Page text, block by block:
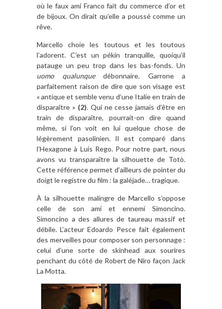
où le faux ami Franco fait du commerce d’or et
de bijoux. On dirait qu’elle a poussé comme un
rêve.
Marcello choie les toutous et les toutous
l’adorent. C’est un pékin tranquille, quoiqu’il
patauge un peu trop dans les bas-fonds. Un
uomo qualunquedébonnaire. Garrone a
parfaitement raison de dire que son visage est
« antique et semble venu d’une Italie en train de
disparaître » (2). Qui ne cesse jamais d’être en
train de disparaître, pourrait-on dire quand
même, si l’on voit en lui quelque chose de
légèrement pasolinien. Il est comparé dans
l’Hexagone à Luis Rego. Pour notre part, nous
avons vu transparaître la silhouette de Totò.
Cette référence permet d’ailleurs de pointer du
doigt le registre du film : la galéjade… tragique.
À la silhouette malingre de Marcello s’oppose
celle de son ami et ennemi Simoncino.
Simoncino a des allures de taureau massif et
débile. L’acteur Edoardo Pesce fait également
des merveilles pour composer son personnage :
celui d’une sorte de skinhead aux sourires
penchant du côté de Robert de Niro façon Jack
La Motta.